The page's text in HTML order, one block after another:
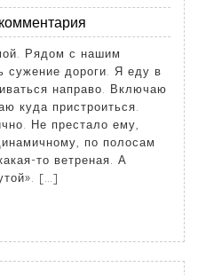
Рядом с нашим
сужение дороги. Я еду в
направо. Включаю
куда пристроиться.
Не престало ему,
по полосам
то ветреная. А
[…]